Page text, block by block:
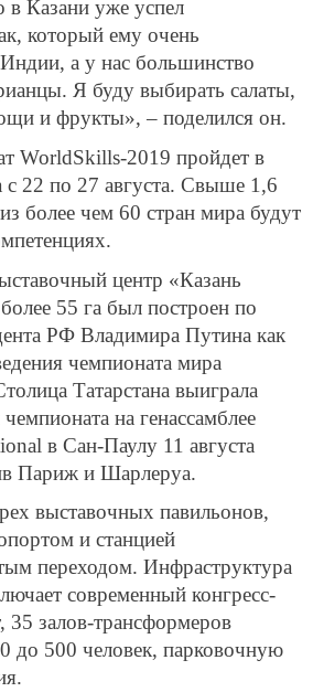
в Казани уже успел
который ему очень
а у нас большинство
Я буду выбирать салаты,
и фрукты», – поделился он.
WorldSkills-2019 пройдет в
с 22 по 27 августа. Свыше 1,6
более чем 60 стран мира будут
центр «Казань
55 га был построен по
РФ Владимира Путина как
чемпионата мира
Татарстана выиграла
на генассамблее
в Сан-Паулу 11 августа
Париж и Шарлеруа.
выставочных павильонов,
и станцией
переходом. Инфраструктура
современный конгресс-
35 залов-трансформеров
до 500 человек, парковочную